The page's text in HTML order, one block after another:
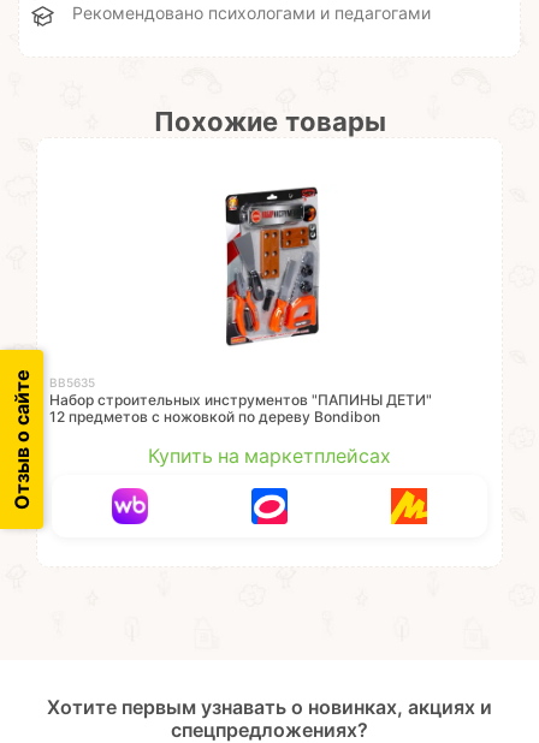
Рекомендовано психологами и педагогами
Похожие товары
ВВ5635
Набор строительных инструментов "ПАПИНЫ ДЕТИ"
12 предметов с ножовкой по дереву Bondibon
Купить на маркетплейсах
Отзыв о сайте
Хотите первым узнавать о новинках, акциях и
спецпредложениях?